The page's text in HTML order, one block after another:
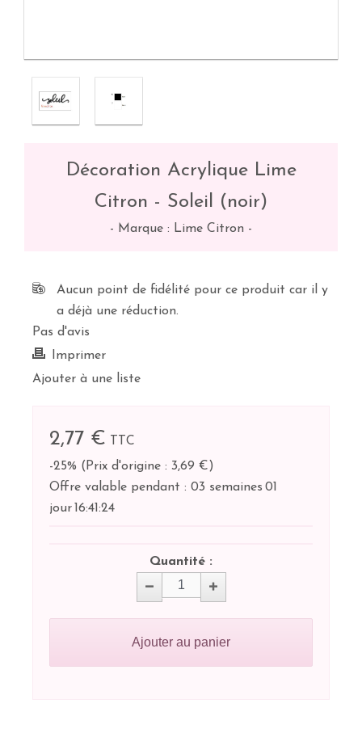
Décoration Acrylique Lime
Citron - Soleil (noir)
- Marque : Lime Citron -
Aucun point de fidélité pour ce produit car il y
a déjà une réduction.
Pas d'avis
Imprimer
Ajouter à une liste
2,77 €
TTC
-25% ( Prix d'origine : 3,69 €)
Offre valable pendant : 03 semaines 01
jour 16:41:24
Quantité :
Ajouter au panier